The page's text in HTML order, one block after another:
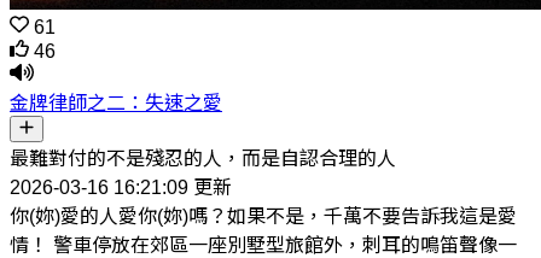
61
46
金牌律師之二：失速之愛
最難對付的不是殘忍的人，而是自認合理的人
2026-03-16 16:21:09 更新
你(妳)愛的人愛你(妳)嗎？如果不是，千萬不要告訴我這是愛
情！ 警車停放在郊區一座別墅型旅館外，刺耳的鳴笛聲像一